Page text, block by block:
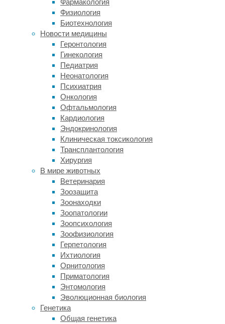
Фармакология
Физиология
Биотехнология
Новости медицины
Геронтология
Гинекология
Педиатрия
Неонатология
Психиатрия
Онкология
Офтальмология
Кардиология
Эндокринология
Клиническая токсикология
Трансплантология
Хирургия
В мире животных
Ветеринария
Зоозащита
Зоонаходки
Зоопатологии
Зоопсихология
Зоофизиология
Герпетология
Ихтиология
Орнитология
Приматология
Энтомология
Эволюционная биология
Генетика
Общая генетика
клетки-
предшественники
нейронов
(NPC)
приводят
тому,
что
опухоль
быстро
разрастается.
Астроцитоподобные
клетки
(AC)
поддерживают
рост
опухоли.
Мезенхимоподобные
клетки
(MES)
устойчивы
химио-
лучевой
терапии,
активно
способствуют
проникновению
опухоли